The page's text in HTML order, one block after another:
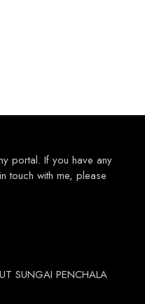
portal. If you have any
touch with me, please
SUNGAI PENCHALA